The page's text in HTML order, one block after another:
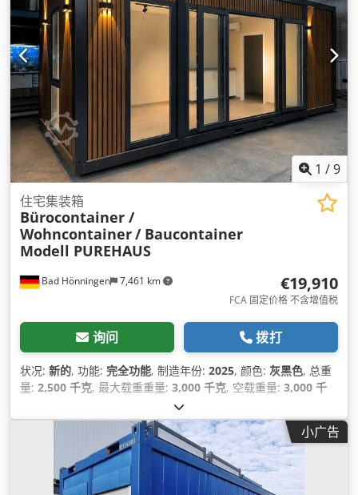
1 /9
Bad Hönningen 7,461 km
住宅集装箱
Bürocontainer /
Wohncontainer/ Baucontainer
Modell PUREHAUS
€19,910
FCA 固定价格 不含增值税
询问 拨打
状况: 新的, 功能: 完全功能, 制造年份: 2025, 颜色: 灰黑色, 总重
量: 2,500 千克, 最大载重重量: 3,000 千克, 空载重量: 3,000 千
, 装载空间长度:
高度:2,800 毫米, 机器/车辆编号:Wohncontainer
, 设备:制冷单元, 浴室, 淋浴, 热水, 小广告